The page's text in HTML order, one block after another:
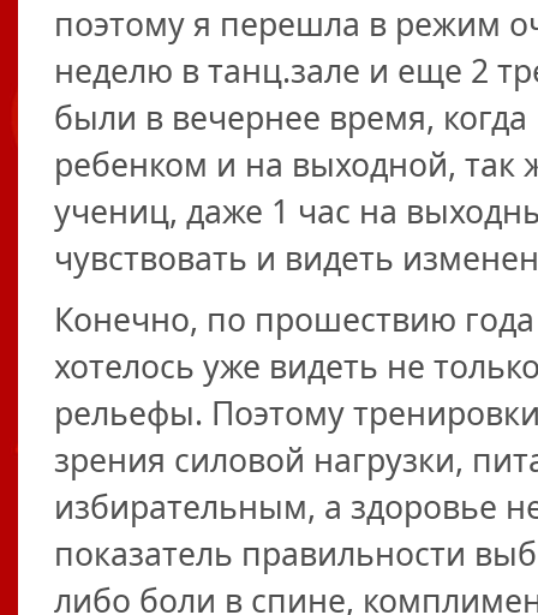
поэтому я перешла в режим
неделю в танц.зале и еще 2
были в вечернее время,
ребенком и на выходной, так
учениц, даже 1 час на
чувствовать и видеть
Конечно, по прошествию
хотелось уже видеть не
рельефы. Поэтому
зрения силовой нагрузки,
избирательным, а здоровье
показатель правильности
либо боли в спине,